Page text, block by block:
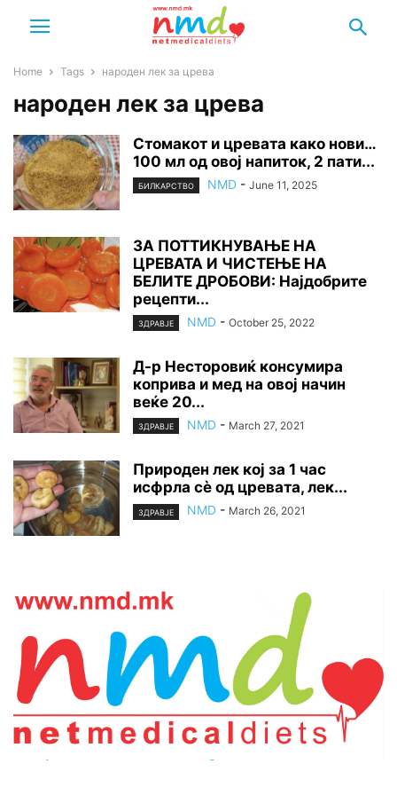
Home Tags народен лек за црева
народен лек за црева
Стомакот и цревата како нови…
100 мл од овој напиток, 2 пати...
БИЛКАРСТВО NMD - June 11, 2025
ЗА ПОТТИКНУВАЊЕ НА
ЦРЕВАТА И ЧИСТЕЊЕ НА
БЕЛИТЕ ДРОБОВИ: Најдобрите
рецепти...
ЗДРАВЈЕ NMD - October 25, 2022
Д-р Несторовиќ консумира
коприва и мед на овој начин
веќе 20...
ЗДРАВЈЕ NMD - March 27, 2021
Природен лек кој за 1 час
исфрла сè од цревата, лек...
ЗДРАВЈЕ NMD - March 26, 2021